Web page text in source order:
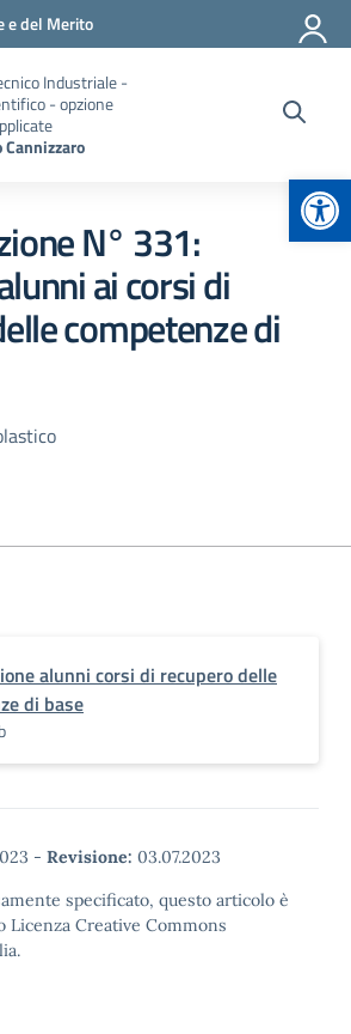
e del Merito
Industriale -
- opzione
N° 331:
ai corsi di
competenze di
alunni corsi di recupero delle
di base
- Revisione: 03.07.2023
specificato, questo articolo è
Licenza Creative Commons